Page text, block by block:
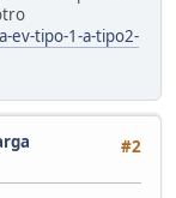
ev-tipo-1-a-tipo2-
#2